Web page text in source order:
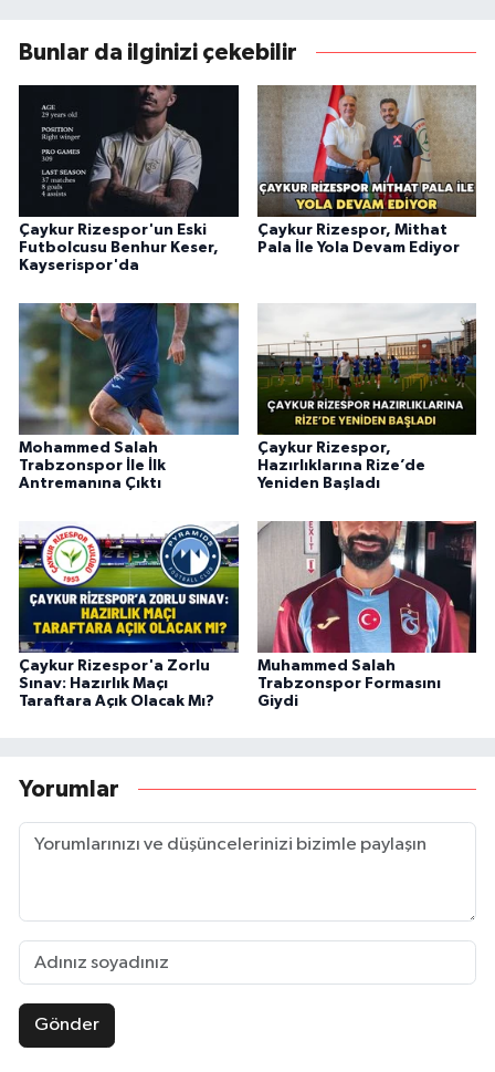
Bunlar da ilginizi çekebilir
Çaykur Rizespor'un Eski
Futbolcusu Benhur Keser,
Kayserispor'da
Çaykur Rizespor, Mithat
Pala İle Yola Devam Ediyor
Mohammed Salah
Trabzonspor İle İlk
Antremanına Çıktı
Çaykur Rizespor,
Hazırlıklarına Rize’de
Yeniden Başladı
Çaykur Rizespor'a Zorlu
Sınav: Hazırlık Maçı
Taraftara Açık Olacak Mı?
Muhammed Salah
Trabzonspor Formasını
Giydi
Yorumlar
Gönder